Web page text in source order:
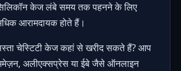
केज लंबे समय तक पहनने के लिए
आरामदायक होते हैं।
चेस्टिटी केज कहां से खरीद सकते हैं? आप
अलीएक्सप्रेस या ईबे जैसे ऑनलाइन